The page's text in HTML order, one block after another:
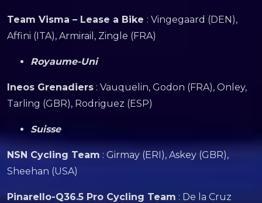
Team Visma – Lease a Bike : Vingegaard (DEN),
Affini (ITA), Armirail, Zingle (FRA)
Royaume-Uni
Ineos Grenadiers : Vauquelin, Godon (FRA), Onley,
Tarling (GBR), Rodriguez (ESP)
Suisse
NSN Cycling Team : Girmay (ERI), Askey (GBR),
Sheehan (USA)
Pinarello-Q36.5 Pro Cycling Team : De la Cruz